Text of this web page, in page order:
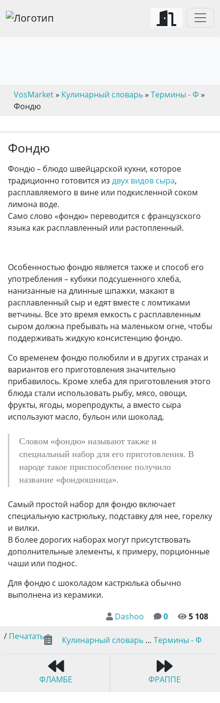
VosMarket» Кулинарный словарь» Термины - Ф »
Фондю
Фондю
Фондю – блюдо швейцарской кухни, которое
традиционно готовится из двух видов сыра,
расплавляемого в вине или подкисленной соком
лимона воде.
Само слово «фондю» переводится с французского
языка как расплавленный или растопленный.
Особенностью фондю является также и способ его
употребления – кубики подсушенного хлеба,
нанизанные на длинные шпажки, макают в
расплавленный сыр и едят вместе с ломтиками
ветчины. Все это время емкость с расплавленным
сыром должна пребывать на маленьком огне, чтобы
поддерживать жидкую консистенцию фондю.
Со временем фондю полюбили и в других странах и
вариантов его приготовления значительно
прибавилось. Кроме хлеба для приготовления этого
блюда стали использовать рыбу, мясо, овощи,
фрукты, ягоды, морепродукты, а вместо сыра
используют масло, бульон или шоколад.
Словом «фондю» называют также и
специальный набор для его приготовления. В
народе такое приспособление получило
название «фондюшница».
Самый простой набор для фондю включает
специальную кастрюльку, подставку для нее, горелку
и вилки.
В более дорогих наборах могут присутствовать
дополнительные элементы, к примеру, порционные
чаши или поднос.
Для фондю с шоколадом кастрюлька обычно
выполнена из керамики.
Dashoo
0
5 108
/ Печатать Кулинарный словарь … Термины - Ф
ФЛАМБЕ ФРАППЕ